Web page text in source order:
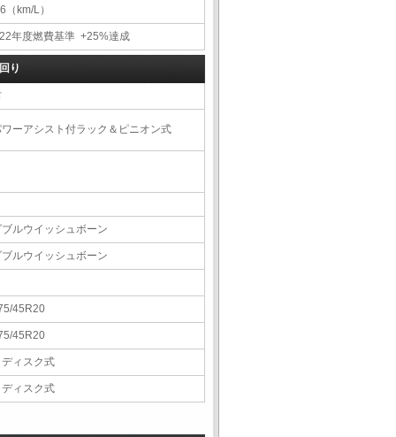
（km/L）
年度燃費基準 +25%達成
り
ーアシスト付ラック＆ピニオン式
ブルウイッシュボーン
ブルウイッシュボーン
45R20
45R20
ディスク式
ディスク式